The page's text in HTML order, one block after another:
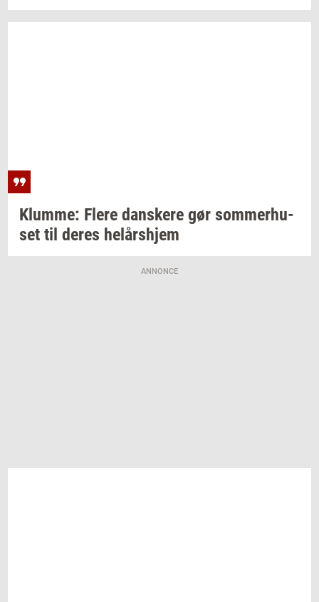
Klum­me: Flere dan­ske­re gør som­mer­hu­
set til deres helårs­hjem
ANNONCE